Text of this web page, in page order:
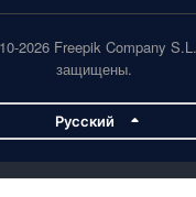
2026 Freepik Company
защищены.
Pусский